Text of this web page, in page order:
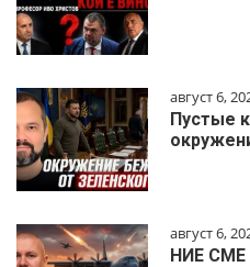
август 6,
Пустые
август 6,
НИЕ